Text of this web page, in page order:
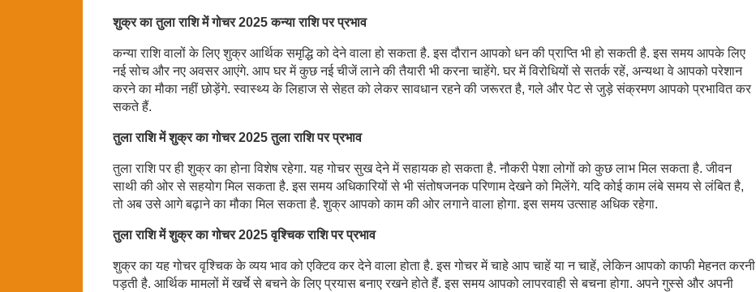
शुक्र का तुला राशि में गोचर 2025 कन्या राशि पर प्रभाव
कन्या राशि वालों के लिए शुक्र आर्थिक समृद्धि को देने वाला हो सकता है. इस दौरान आपको धन की प्राप्ति भी हो सकती है. इस समय आपके लिए
नई सोच और नए अवसर आएंगे. आप घर में कुछ नई चीजें लाने की तैयारी भी करना चाहेंगे. घर में विरोधियों से सतर्क रहें, अन्यथा वे आपको परेशान
करने का मौका नहीं छोड़ेंगे. स्वास्थ्य के लिहाज से सेहत को लेकर सावधान रहने की जरूरत है, गले और पेट से जुड़े संक्रमण आपको प्रभावित कर
सकते हैं.
तुला राशि में शुक्र का गोचर 2025 तुला राशि पर प्रभाव
तुला राशि पर ही शुक्र का होना विशेष रहेगा. यह गोचर सुख देने में सहायक हो सकता है. नौकरी पेशा लोगों को कुछ लाभ मिल सकता है. जीवन
साथी की ओर से सहयोग मिल सकता है. इस समय अधिकारियों से भी संतोषजनक परिणाम देखने को मिलेंगे. यदि कोई काम लंबे समय से लंबित है,
तो अब उसे आगे बढ़ाने का मौका मिल सकता है. शुक्र आपको काम की ओर लगाने वाला होगा. इस समय उत्साह अधिक रहेगा.
तुला राशि में शुक्र का गोचर 2025 वृश्चिक राशि पर प्रभाव
शुक्र का यह गोचर वृश्चिक के व्यय भाव को एक्टिव कर देने वाला होता है. इस गोचर में चाहे आप चाहें या न चाहें, लेकिन आपको काफी मेहनत करनी
पड़ती है. आर्थिक मामलों में खर्चे से बचने के लिए प्रयास बनाए रखने होते हैं. इस समय आपको लापरवाही से बचना होगा. अपने गुस्से और अपनी